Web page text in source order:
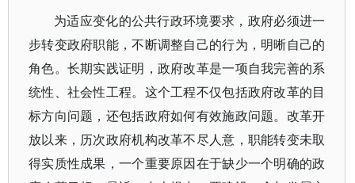
为适应变化的公共行政环境要求，政府必须进一
步转变政府职能，不断调整自己的行为，明晰自己的
角色。长期实践证明，政府改革是一项自我完善的系
统性、社会性工程。这个工程不仅包括政府改革的目
标方向问题，还包括政府如何有效施政问题。改革开
放以来，历次政府机构改革不尽人意，职能转变未取
得实质性成果，一个重要原因在于缺少一个明确的政